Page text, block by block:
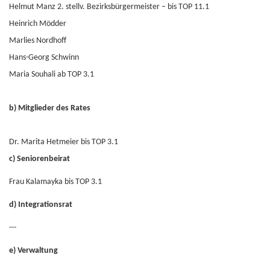
Helmut Manz 2. stellv. Bezirksbürgermeister – bis TOP 11.1
Heinrich Mödder
Marlies Nordhoff
Hans-Georg Schwinn
Maria Souhali ab TOP 3.1
b) Mitglieder des Rates
Dr. Marita Hetmeier bis TOP 3.1
c) Seniorenbeirat
Frau Kalamayka bis TOP 3.1
d) Integrationsrat
---
e) Verwaltung